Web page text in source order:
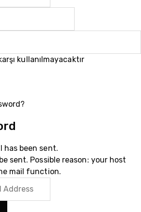
kullanılmayacaktır
has been sent.
sent. Possible reason: your host
mail function.